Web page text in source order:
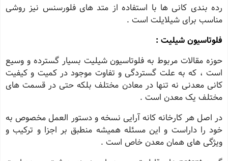
رده بندی کانی ها با استفاده از متد های فلورسنس نیز روشی
مناسب برای شیلایلت است .
فلوتاسیون شیلیت :
حوزه مقالات مربوط به فلوتاسیون شیلیت بسیار گسترده و وسیع
است ، که به علت گستردگی و تفاوت موجود در کمیت و کیفیت
کانی معدنی نه تنها در معادن مختلف بلکه حتی در قسمت های
مختلف یک معدن است .
در اصل هر کارخانه کانه آرایی نسخه و دستور العمل مخصوص به
خود را داراست و این مسئله همیشه منطبق بر اجزا و ترکیب و
ویژگی های همان معدن خاص است .